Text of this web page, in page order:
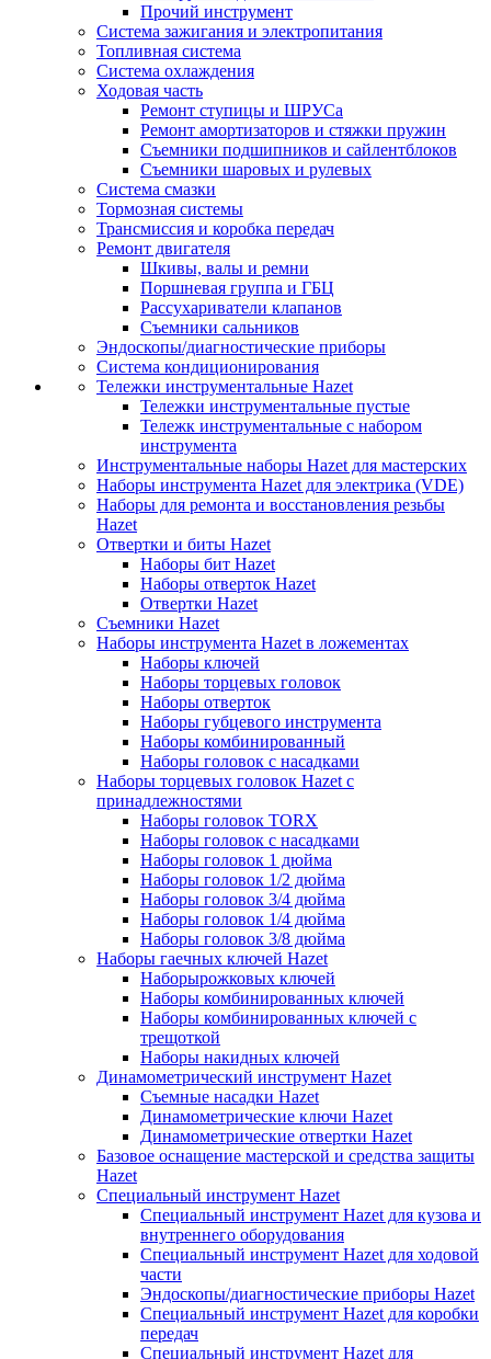
Прочий инструмент
Система зажигания и электропитания
Топливная система
Система охлаждения
Ходовая часть
Ремонт ступицы и ШРУСа
Ремонт амортизаторов и стяжки пружин
Съемники подшипников и сайлентблоков
Съемники шаровых и рулевых
Система смазки
Тормозная системы
Трансмиссия и коробка передач
Ремонт двигателя
Шкивы, валы и ремни
Поршневая группа и ГБЦ
Рассухариватели клапанов
Съемники сальников
Эндоскопы/диагностические приборы
Система кондиционирования
Тележки инструментальные Hazet
Тележки инструментальные пустые
Тележк инструментальные с набором
инструмента
Инструментальные наборы Hazet для мастерских
Наборы инструмента Hazet для электрика (VDE)
Наборы для ремонта и восстановления резьбы
Hazet
Отвертки и биты Hazet
Наборы бит Hazet
Наборы отверток Hazet
Отвертки Hazet
Съемники Hazet
Наборы инструмента Hazet в ложементах
Наборы ключей
Наборы торцевых головок
Наборы отверток
Наборы губцевого инструмента
Наборы комбинированный
Наборы головок с насадками
Наборы торцевых головок Hazet с
принадлежностями
Наборы головок TORX
Наборы головок с насадками
Наборы головок 1 дюйма
Наборы головок 1/2 дюйма
Наборы головок 3/4 дюйма
Наборы головок 1/4 дюйма
Наборы головок 3/8 дюйма
Наборы гаечных ключей Hazet
Наборырожковых ключей
Наборы комбинированных ключей
Наборы комбинированных ключей с
трещоткой
Наборы накидных ключей
Динамометрический инструмент Hazet
Съемные насадки Hazet
Динамометрические ключи Hazet
Динамометрические отвертки Hazet
Базовое оснащение мастерской и средства защиты
Hazet
Специальный инструмент Hazet
Специальный инструмент Hazet для кузова и
внутреннего оборудования
Специальный инструмент Hazet для ходовой
части
Эндоскопы/диагностические приборы Hazet
Специальный инструмент Hazet для коробки
передач
Специальный инструмент Hazet для